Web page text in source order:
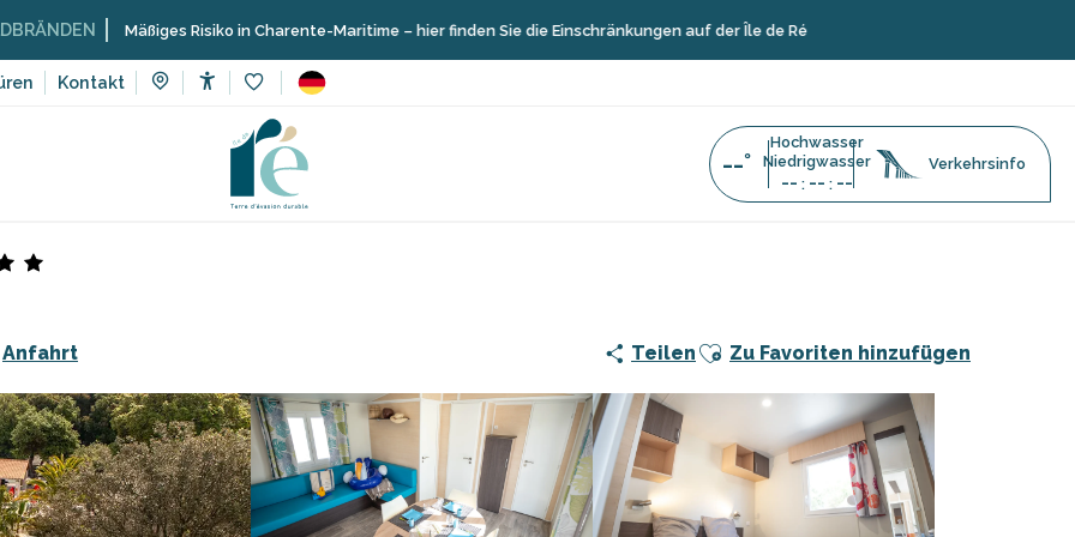
Kontakt
Mäßiges Risiko in Charente-Maritime – hier finden Sie die Einschränkungen auf der Île de Ré
--°
Hochwasser
Niedrigwasser
-- : -- : --
Verkehrsinfo
Campingplatz L'Île Blanche
Anfahrt Teilen Ajouter aux favoris
Zu Favoriten hinzufügen